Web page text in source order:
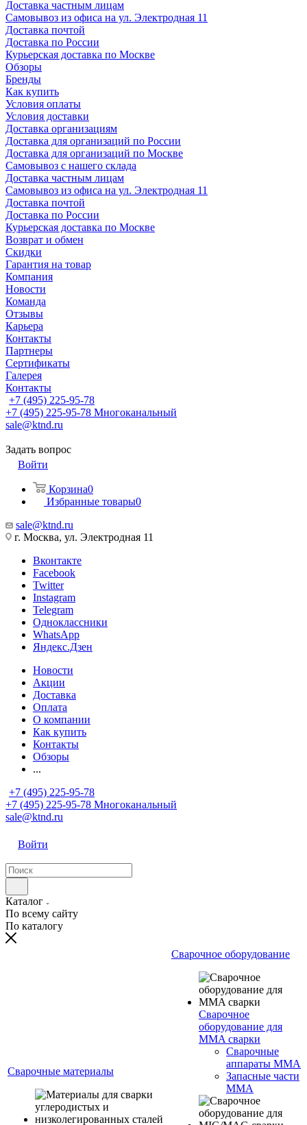
Доставка частным лицам
Самовывоз из офиса на ул. Электродная 11
Доставка почтой
Доставка по России
Курьерская доставка по Москве
Обзоры
Бренды
Как купить
Условия оплаты
Условия доставки
Доставка организациям
Доставка для организаций по России
Доставка для организаций по Москве
Самовывоз с нашего склада
Доставка частным лицам
Самовывоз из офиса на ул. Электродная 11
Доставка почтой
Доставка по России
Курьерская доставка по Москве
Возврат и обмен
Скидки
Гарантия на товар
Компания
Новости
Команда
Отзывы
Карьера
Контакты
Партнеры
Сертификаты
Галерея
Контакты
+7 (495) 225-95-78
+7 (495) 225-95-78 Многоканальный
sale@ktnd.ru
Задать вопрос
Войти
Корзина0
Избранные товары0
sale@ktnd.ru
г. Москва, ул. Электродная 11
Вконтакте
Facebook
Twitter
Instagram
Telegram
Одноклассники
WhatsApp
Яндекс.Дзен
Новости
Акции
Доставка
Оплата
О компании
Как купить
Контакты
Обзоры
...
+7 (495) 225-95-78
+7 (495) 225-95-78 Многоканальный
sale@ktnd.ru
Войти
Каталог
По всему сайту
По каталогу
Сварочные материалы
Сварочное оборудование
Сварочное
оборудование для
MMA сварки
Сварочные
аппараты MMA
Запасные части
MMA